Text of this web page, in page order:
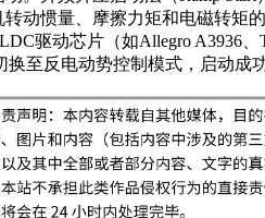
动惯量、摩擦力矩和电磁转
驱动芯片（如Allegro A3936
至反电动势控制模式，启动成